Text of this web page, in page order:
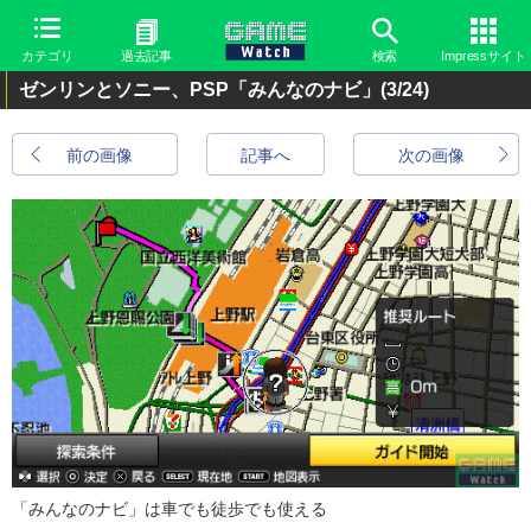
カテゴリ 過去記事 検索 Impressサイト
ゼンリンとソニー、PSP「みんなのナビ」 (3/24)
前の画像 次の画像
記事へ
「みんなのナビ」は車でも徒歩でも使える